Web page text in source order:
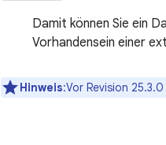
Damit können Sie ein
Vorhandensein einer
Hinweis:Vor Revision